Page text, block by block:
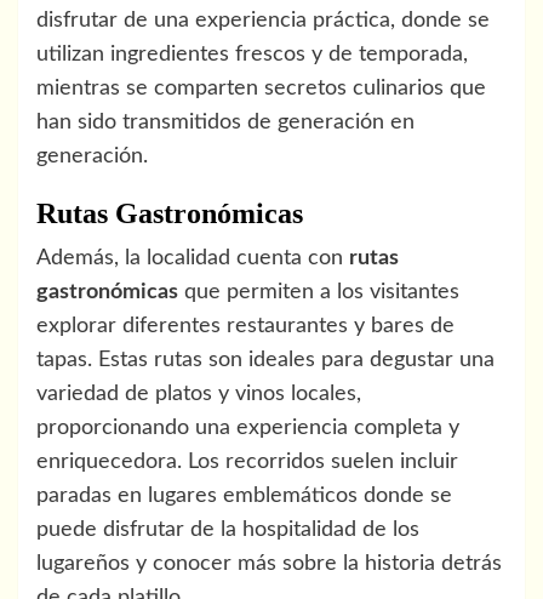
disfrutar de una experiencia práctica, donde se
utilizan ingredientes frescos y de temporada,
mientras se comparten secretos culinarios que
han sido transmitidos de generación en
generación.
Rutas Gastronómicas
Además, la localidad cuenta con rutas
gastronómicas que permiten a los visitantes
explorar diferentes restaurantes y bares de
tapas. Estas rutas son ideales para degustar una
variedad de platos y vinos locales,
proporcionando una experiencia completa y
enriquecedora. Los recorridos suelen incluir
paradas en lugares emblemáticos donde se
puede disfrutar de la hospitalidad de los
lugareños y conocer más sobre la historia detrás